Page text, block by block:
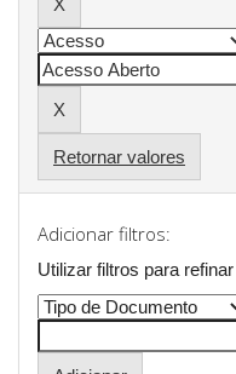
Retornar valores
Adicionar filtros:
Utilizar filtros para